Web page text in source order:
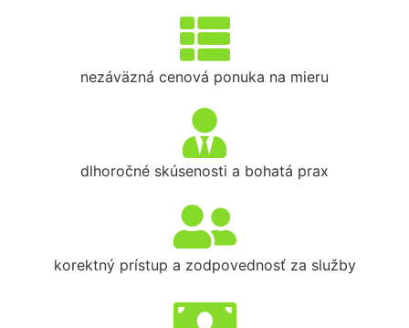
nezáväzná cenová ponuka na mieru
dlhoročné skúsenosti a bohatá prax
korektný prístup a zodpovednosť za služby